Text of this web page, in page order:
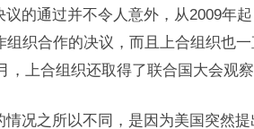
议的通过并不令人意外，从2009年
组织合作的决议，而且上合组织也
，上合组织还取得了联合国大会观察
情况之所以不同，是因为美国突然